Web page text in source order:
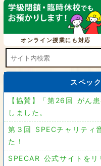
オンライン授業にも対応
スペッ
【協賛】「第26回 がん
しました。
第３回 SPECチャリティ
た！
SPECAR 公式サイトをリ